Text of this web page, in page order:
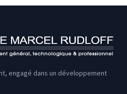
engagé dans un développement